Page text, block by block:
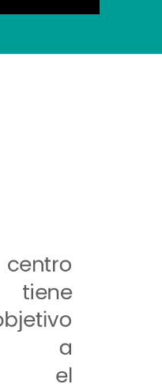
tiene
a
el